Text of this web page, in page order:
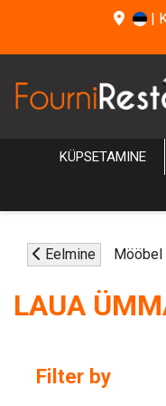
|
KÜPSETAMINE
Eelmine Mööbel
LAUA
Filter by